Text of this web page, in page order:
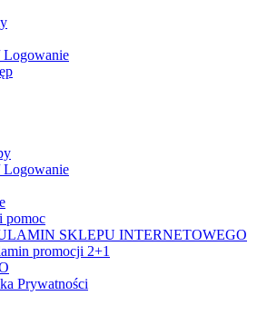
pomoc
SKLEPU INTERNETOWEGO
promocji 2+1
Prywatności